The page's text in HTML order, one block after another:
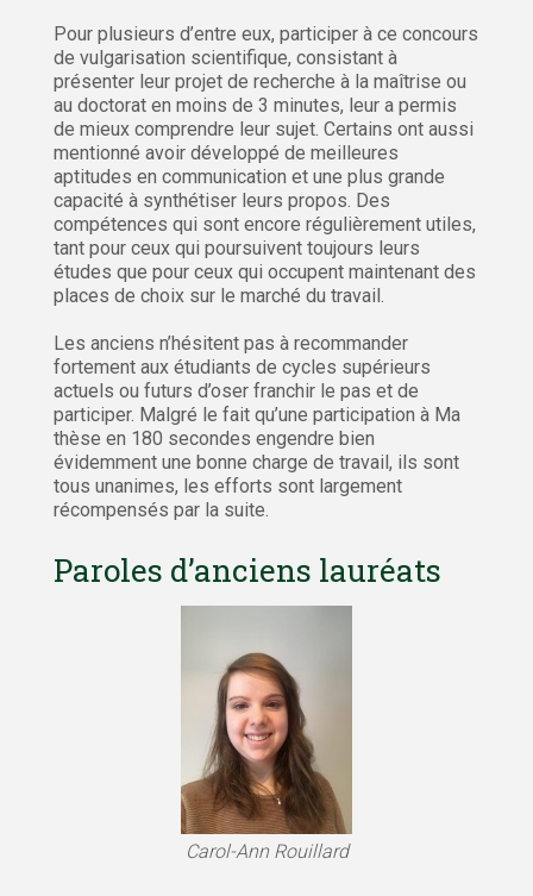
Pour plusieurs d’entre eux, participer à ce concours
de vulgarisation scientifique, consistant à
présenter leur projet de recherche à la maîtrise ou
au doctorat en moins de 3 minutes, leur a permis
de mieux comprendre leur sujet. Certains ont aussi
mentionné avoir développé de meilleures
aptitudes en communication et une plus grande
capacité à synthétiser leurs propos. Des
compétences qui sont encore régulièrement utiles,
tant pour ceux qui poursuivent toujours leurs
études que pour ceux qui occupent maintenant des
places de choix sur le marché du travail.
Les anciens n’hésitent pas à recommander
fortement aux étudiants de cycles supérieurs
actuels ou futurs d’oser franchir le pas et de
participer. Malgré le fait qu’une participation à Ma
thèse en 180 secondes engendre bien
évidemment une bonne charge de travail, ils sont
tous unanimes, les efforts sont largement
récompensés par la suite.
Paroles d’anciens lauréats
Carol-Ann Rouillard